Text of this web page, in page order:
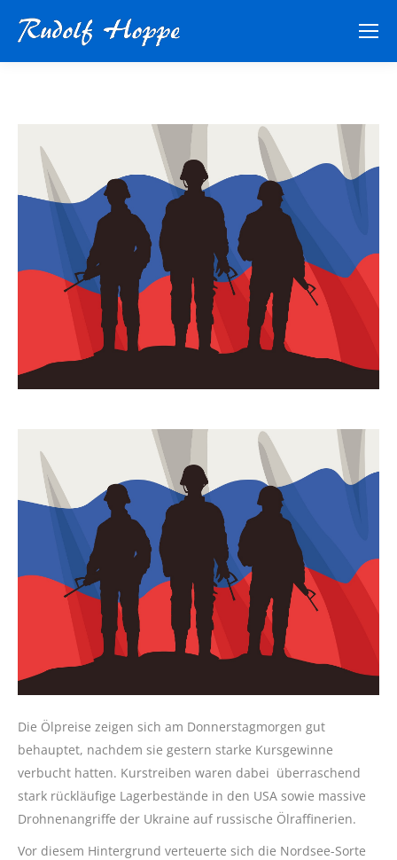
Die Ölpreise zeigen sich am Donnerstagmorgen gut
behauptet, nachdem sie gestern starke Kursgewinne
verbucht hatten. Kurstreiben waren dabei überraschend
stark rückläufige Lagerbestände in den USA sowie massive
Drohnenangriffe der Ukraine auf russische Ölraffinerien.
Vor diesem Hintergrund verteuerte sich die Nordsee-Sorte